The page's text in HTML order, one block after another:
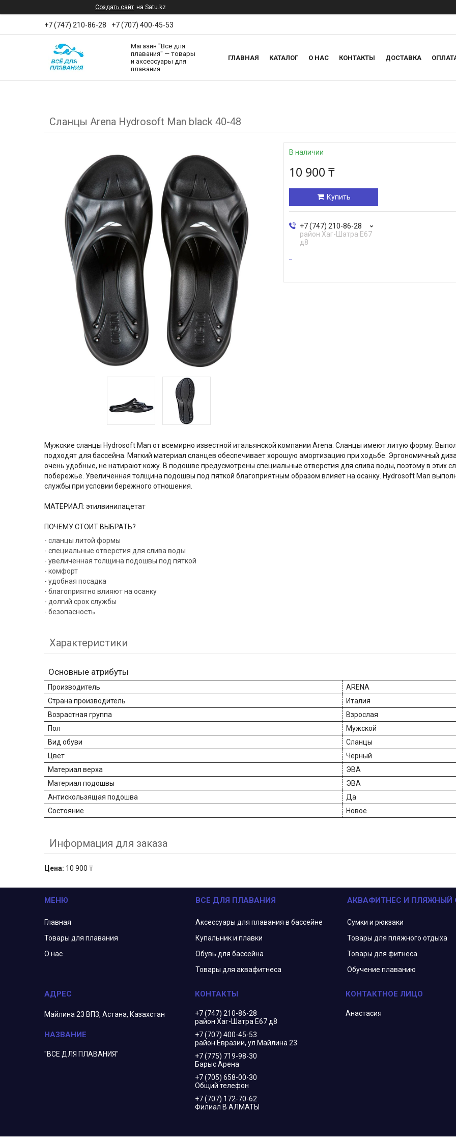
Создать сайт на Satu.kz
+7 (747) 210-86-28 +7 (707) 400-45-53
Магазин "Все для
плавания" — товары
и аксессуары для
плавания
ГЛАВНАЯ КАТАЛОГ О НАС КОНТАКТЫ ДОСТАВКА
Сланцы Arena Hydrosoft Man black 40-48
В наличии
10 900 ₸
Купить
+7 (747) 210-86-28
район Хаг-Шатра Е67
д8
Мужские сланцы Hydrosoft Man от всемирно известной итальянской компании Arena. Сланцы имеют литую форму.
подходят для бассейна. Мягкий материал сланцев обеспечивает хорошую амортизацию при ходьбе. Эргономичный
очень удобные, не натирают кожу. В подошве предусмотрены специальные отверстия для слива воды, поэтому в этих
побережье. Увеличенная толщина подошвы под пяткой благоприятным образом влияет на осанку. Hydrosoft Man
службы при условии бережного отношения.
МАТЕРИАЛ: этилвинилацетат
ПОЧЕМУ СТОИТ ВЫБРАТЬ?
- сланцы литой формы
- специальные отверстия для слива воды
- увеличенная толщина подошвы под пяткой
- комфорт
- удобная посадка
- благоприятно влияют на осанку
- долгий срок службы
- безопасность
Характеристики
Основные атрибуты
Производитель
ARENA
Страна производитель
Италия
Возрастная группа
Взрослая
Пол
Мужской
Вид обуви
Сланцы
Цвет
Черный
Материал верха
ЭВА
Материал подошвы
ЭВА
Антискользящая подошва
Да
Состояние
Новое
Информация для заказа
Цена: 10 900 ₸
МЕНЮ
Главная
Товары для плавания
О нас
ВСЕ ДЛЯ ПЛАВАНИЯ
Аксессуары для плавания в бассейне
Купальник и плавки
Обувь для бассейна
Товары для аквафитнеса
АКВАФИТНЕС И ПЛЯЖНЫЙ
Сумки и рюкзаки
Товары для пляжного отдыха
Товары для фитнеса
Обучение плаванию
Майлина 23 ВП3, Астана, Казахстан
"ВСЕ ДЛЯ ПЛАВАНИЯ"
+7 (747) 210-86-28
район Хаг-Шатра Е67 д8
+7 (707) 400-45-53
район Евразии, ул.Майлина 23
+7 (775) 719-98-30
Барыс Арена
+7 (705) 658-00-30
Общий телефон
+7 (707) 172-70-62
Филиал В АЛМАТЫ
Анастасия